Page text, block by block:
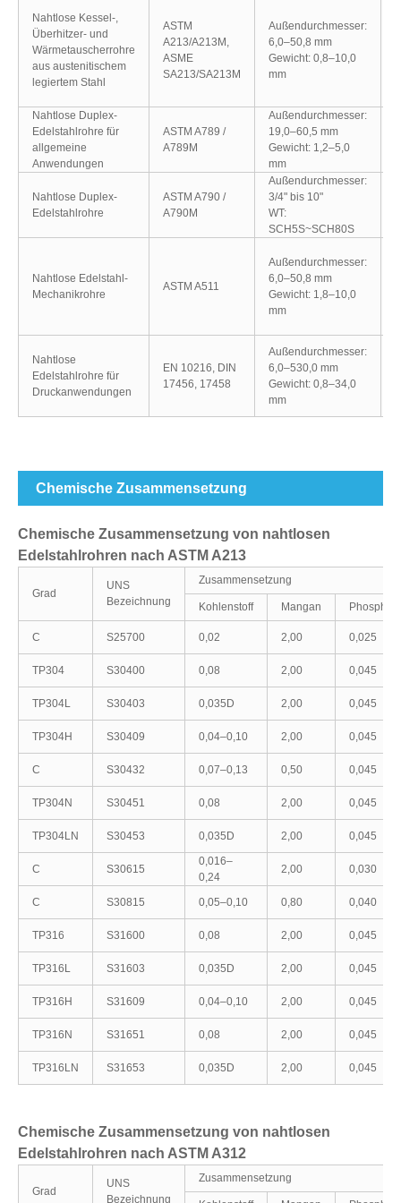
Nahtlose Kessel-,
Überhitzer- und
Wärmetauscherrohre
aus austenitischem
legiertem Stahl
ASTM
A213/A213M,
ASME
SA213/SA213M
Außendurchmesser:
6,0–50,8 mm
Gewicht: 0,8–10,0
mm
Nahtlose Duplex-
Edelstahlrohre für
allgemeine
Anwendungen
ASTM A789 /
A789M
Außendurchmesser:
19,0–60,5 mm
Gewicht: 1,2–5,0
mm
Nahtlose Duplex-
Edelstahlrohre
ASTM A790 /
A790M
Außendurchmesser:
3/4" bis 10"
WT:
SCH5S~SCH80S
Nahtlose Edelstahl-
Mechanikrohre
ASTM A511
Außendurchmesser:
6,0–50,8 mm
Gewicht: 1,8–10,0
mm
Nahtlose
Edelstahlrohre für
Druckanwendungen
EN 10216, DIN
17456, 17458
Außendurchmesser:
6,0–530,0 mm
Gewicht: 0,8–34,0
mm
Chemische Zusammensetzung
Chemische Zusammensetzung von nahtlosen
Edelstahlrohren nach ASTM A213
Grad
UNS
Bezeichnung
Zusammensetzung
Kohlenstoff Mangan Phosphor
C S25700 0,02 2,00 0,025
TP304 S30400 0,08 2,00 0,045
TP304L S30403 0,035D 2,00 0,045
TP304H S30409 0,04–0,10 2,00 0,045
C S30432 0,07–0,13 0,50 0,045
TP304N S30451 0,08 2,00 0,045
TP304LN S30453 0,035D 2,00 0,045
C S30615
0,016–
0,24
2,00 0,030
C S30815 0,05–0,10 0,80 0,040
TP316 S31600 0,08 2,00 0,045
TP316L S31603 0,035D 2,00 0,045
TP316H S31609 0,04–0,10 2,00 0,045
TP316N S31651 0,08 2,00 0,045
TP316LN S31653 0,035D 2,00 0,045
Chemische Zusammensetzung von nahtlosen
Edelstahlrohren nach ASTM A312
Grad
UNS
Bezeichnung
Zusammensetzung